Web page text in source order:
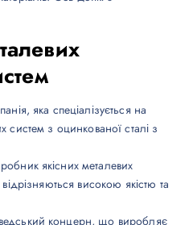
яка спеціалізується на
систем з оцинкованої сталі з
якісних металевих
високою якістю та
концерн, що виробляє